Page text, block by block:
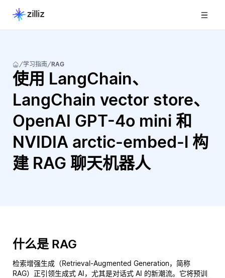
学习指南 RAG
使用 LangChain、
LangChain vector store、
OpenAI GPT-4o mini 和
NVIDIA arctic-embed-l 构
建 RAG 聊天机器人
什么是 RAG
检索增强生成（Retrieval-Augmented Generation，简称
RAG）正引领生成式 AI，尤其是对话式 AI 的新潮流。它将预训